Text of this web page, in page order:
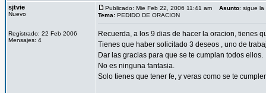
sjtvie
Nuevo
Registrado: 22 Feb 2006
Mensajes: 4
Publicado: Mie Feb 22, 2006 11:41 am Asunto: sigue la
Tema: PEDIDO DE ORACION
Recuerda, a los 9 dias de hacer la oracion, tienes
Tienes que haber solicitado 3 deseos , uno de
Dar las gracias para que se te cumplan todos ellos.
No es ninguna fantasia.
Solo tienes que tener fe, y veras como se te